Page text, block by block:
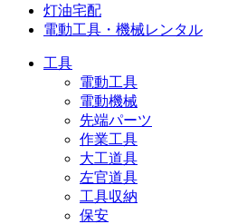
灯油宅配
電動工具・機械レンタル
工具
電動工具
電動機械
先端パーツ
作業工具
大工道具
左官道具
工具収納
保安